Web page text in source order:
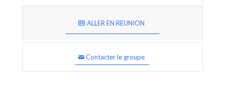
ALLER EN REUNION
Contacter le groupe